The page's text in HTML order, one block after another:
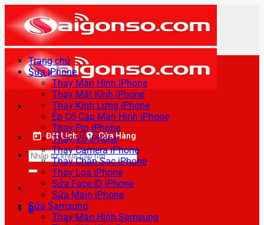
qua
nội
dung
Đặt Lịch Cửa Hàng
Tìm
kiếm:
0
Trang chủ
Sửa iPhone
Thay Màn Hình iPhone
Thay Mặt Kính iPhone
Thay Kính Lưng iPhone
Ép Cổ Cáp Màn Hình iPhone
Thay Pin iPhone
Thay Vỏ iPhone
Thay Camera iPhone
Thay Chân Sạc iPhone
Thay Loa iPhone
Sửa Face ID iPhone
Sửa Main iPhone
Sửa Samsung
Thay Màn Hình Samsung